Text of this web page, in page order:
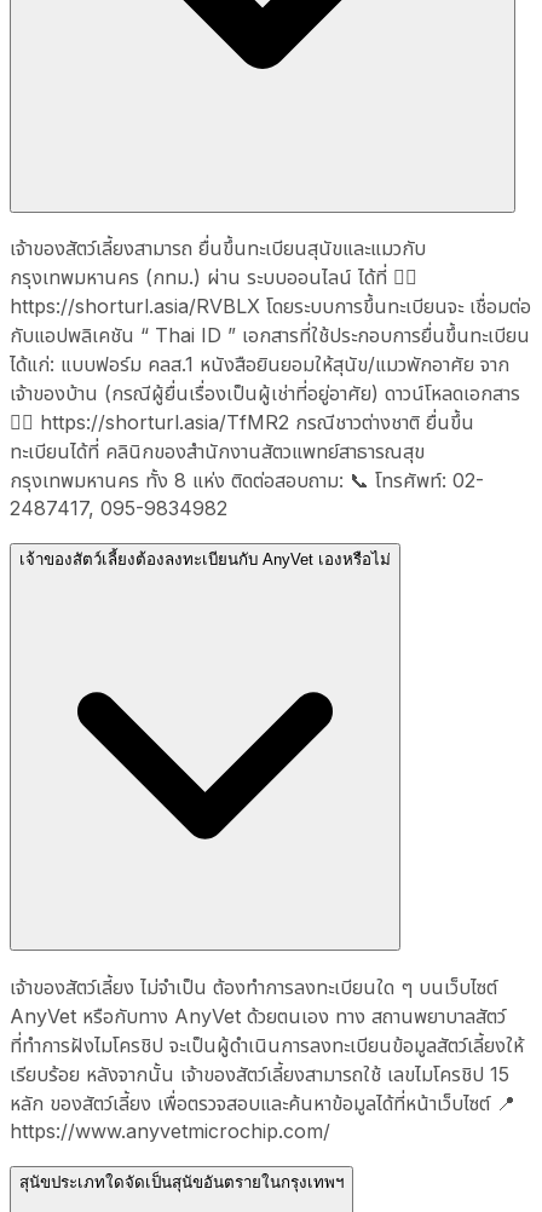
เจ้าของสัตว์เลี้ยงสามารถ ยื่นขึ้นทะเบียนสุนัขและแมวกับ
กรุงเทพมหานคร (กทม.) ผ่าน ระบบออนไลน์ ได้ที่ 👉🏻
https://shorturl.asia/RVBLX โดยระบบการขึ้นทะเบียนจะ เชื่อมต่อ
กับแอปพลิเคชัน “ Thai ID ” เอกสารที่ใช้ประกอบการยื่นขึ้นทะเบียน
ได้แก่: แบบฟอร์ม คลส.1 หนังสือยินยอมให้สุนัข/แมวพักอาศัย จาก
เจ้าของบ้าน (กรณีผู้ยื่นเรื่องเป็นผู้เช่าที่อยู่อาศัย) ดาวน์โหลดเอกสาร
👉🏻 https://shorturl.asia/TfMR2 กรณีชาวต่างชาติ ยื่นขึ้น
ทะเบียนได้ที่ คลินิกของสำนักงานสัตวแพทย์สาธารณสุข
กรุงเทพมหานคร ทั้ง 8 แห่ง ติดต่อสอบถาม: 📞 โทรศัพท์: 02-
2487417, 095-9834982
เจ้าของสัตว์เลี้ยงต้องลงทะเบียนกับ AnyVet เองหรือไม่
เจ้าของสัตว์เลี้ยง ไม่จำเป็น ต้องทำการลงทะเบียนใด ๆ บนเว็บไซต์
AnyVet หรือกับทาง AnyVet ด้วยตนเอง ทาง สถานพยาบาลสัตว์
ที่ทำการฝังไมโครชิป จะเป็นผู้ดำเนินการลงทะเบียนข้อมูลสัตว์เลี้ยงให้
เรียบร้อย หลังจากนั้น เจ้าของสัตว์เลี้ยงสามารถใช้ เลขไมโครชิป 15
หลัก ของสัตว์เลี้ยง เพื่อตรวจสอบและค้นหาข้อมูลได้ที่หน้าเว็บไซต์ 📍
https://www.anyvetmicrochip.com/
สุนัขประเภทใดจัดเป็นสุนัขอันตรายในกรุงเทพฯ